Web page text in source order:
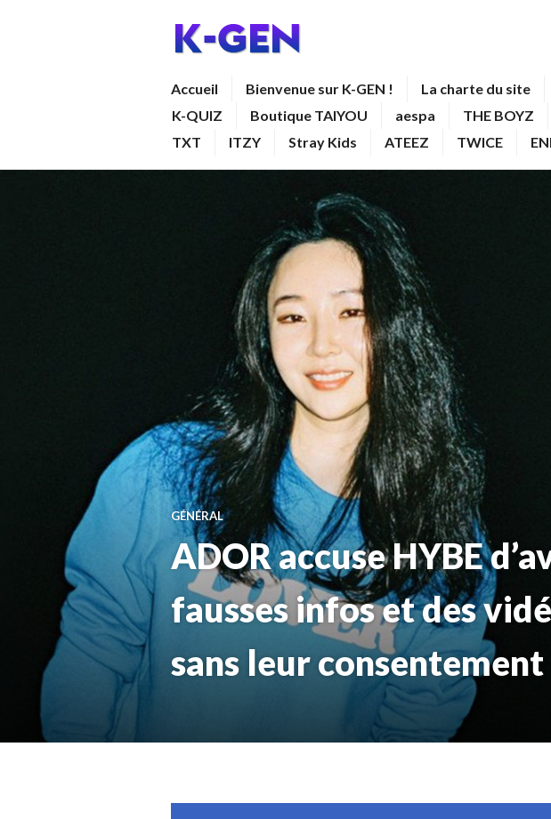
Accueil Bienvenue sur K-GEN ! La charte du site
K-QUIZ
Boutique TAIYOU aespa THE BOYZ
TXT
ITZY Stray Kids ATEEZ TWICE
GÉNÉRAL
ADOR accuse HYBE
fausses infos et des
sans leur consentement